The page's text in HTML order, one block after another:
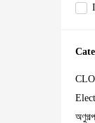
অণুগল্প